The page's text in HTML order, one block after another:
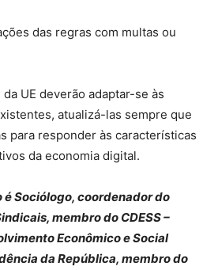
das regras com multas ou
UE deverão adaptar-se às
atualizá-las sempre que
para responder às características
da economia digital.
é Sociólogo, coordenador do
membro do CDESS –
Econômico e Social
da República, membro do